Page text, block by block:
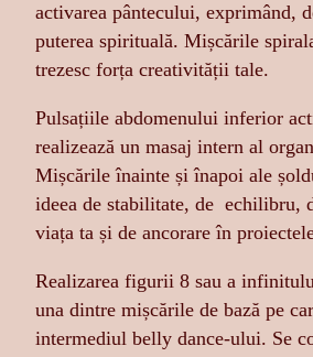
activarea pântecului, exprimând,
puterea spirituală. Mișcările
trezesc forța creativității tale.
Pulsațiile abdomenului inferior
realizează un masaj intern al
Mișcările înainte și înapoi ale
ideea de stabilitate, de echilibru,
viața ta și de ancorare în
Realizarea figurii 8 sau a
una dintre mișcările de bază pe
intermediul belly dance-ului. Se